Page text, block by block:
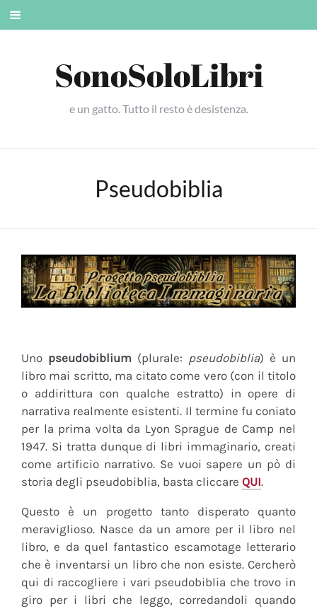
Skip
SonoSoloLibri
e un gatto. Tutto il resto è desistenza.
Pseudobiblia
Uno pseudobiblium (plurale: pseudobiblia) è un
libro mai scritto, ma citato come vero (con il titolo
o addirittura con qualche estratto) in opere di
narrativa realmente esistenti. Il termine fu coniato
per la prima volta da Lyon Sprague de Camp nel
1947. Si tratta dunque di libri immaginario, creati
come artificio narrativo. Se vuoi sapere un pò di
storia degli pseudobiblia, basta cliccare QUI.
Questo è un progetto tanto disperato quanto
meraviglioso. Nasce da un amore per il libro nel
libro, e da quel fantastico escamotage letterario
che è inventarsi un libro che non esiste. Cercherò
qui di raccogliere i vari pseudobiblia che trovo in
giro per i libri che leggo, corredandoli quando